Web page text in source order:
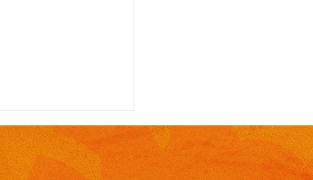
Professor
1ª a
pela